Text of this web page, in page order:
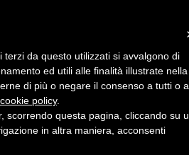
terzi da questo utilizzati si avvalgono di
ed utili alle finalità illustrate nella
di più o negare il consenso a tutti o
cookie policy.
scorrendo questa pagina, cliccando su
in altra maniera, acconsenti